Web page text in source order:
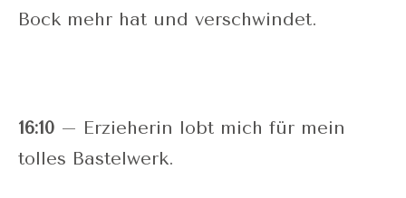
Bock mehr hat und verschwindet.
16:10 – Erzieherin lobt mich für mein
tolles Bastelwerk.